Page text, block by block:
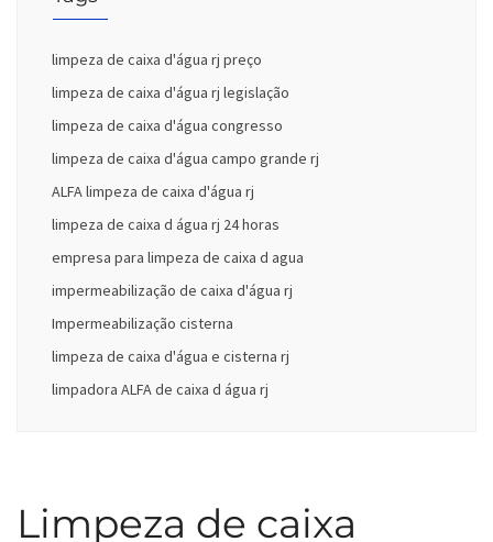
limpeza de caixa d'água rj preço
limpeza de caixa d'água rj legislação
limpeza de caixa d'água congresso
limpeza de caixa d'água campo grande rj
ALFA limpeza de caixa d'água rj
limpeza de caixa d água rj 24 horas
empresa para limpeza de caixa d agua
impermeabilização de caixa d'água rj
Impermeabilização cisterna
limpeza de caixa d'água e cisterna rj
limpadora ALFA de caixa d água rj
Limpeza de caixa